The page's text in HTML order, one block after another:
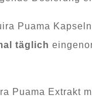
Puama Kapseln
täglich
Puama Extrakt